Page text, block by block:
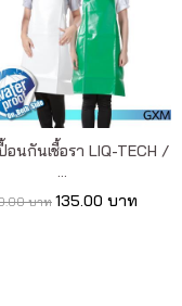
อนกันเชื้อรา LIQ-TECH /
...
บาท 135.00 บาท